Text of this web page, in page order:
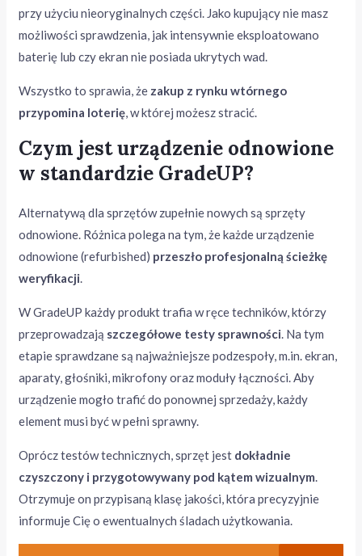
przy użyciu nieoryginalnych części. Jako kupujący nie masz
możliwości sprawdzenia, jak intensywnie eksploatowano
baterię lub czy ekran nie posiada ukrytych wad.
Wszystko to sprawia, że zakup z rynku wtórnego
przypomina loterię, w której możesz stracić.
Czym jest urządzenie odnowione
w standardzie GradeUP?
Alternatywą dla sprzętów zupełnie nowych są sprzęty
odnowione. Różnica polega na tym, że każde urządzenie
odnowione (refurbished) przeszło profesjonalną ścieżkę
weryfikacji.
W GradeUP każdy produkt trafia w ręce techników, którzy
przeprowadzają szczegółowe testy sprawności. Na tym
etapie sprawdzane są najważniejsze podzespoły, m.in. ekran,
aparaty, głośniki, mikrofony oraz moduły łączności. Aby
urządzenie mogło trafić do ponownej sprzedaży, każdy
element musi być w pełni sprawny.
Oprócz testów technicznych, sprzęt jest dokładnie
czyszczony i przygotowywany pod kątem wizualnym.
Otrzymuje on przypisaną klasę jakości, która precyzyjnie
informuje Cię o ewentualnych śladach użytkowania.